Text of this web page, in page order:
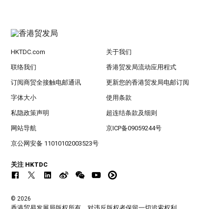
HKTDC.com 关于我们
联络我们 香港贸发局流动应用程式
订阅商贸全接触电邮通讯 更新您的香港贸发局电邮订阅
字体大小 使用条款
私隐政策声明 超连结条款及细则
网站导航 京ICP备09059244号
京公网安备 11010102003523号
关注 HKTDC
© 2026